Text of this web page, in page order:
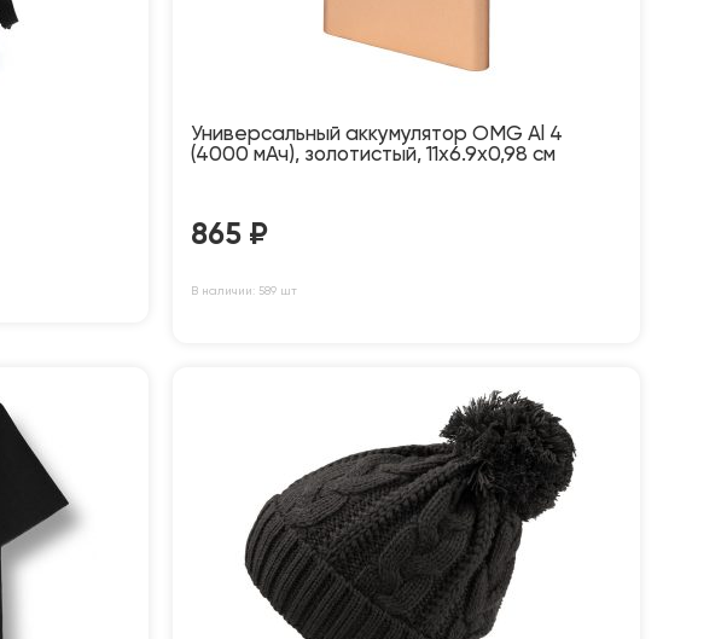
Универсальный аккумулятор OMG Al 4
(4000 мАч), золотистый, 11х6.9х0,98 см
865 ₽
В наличии: 589 шт